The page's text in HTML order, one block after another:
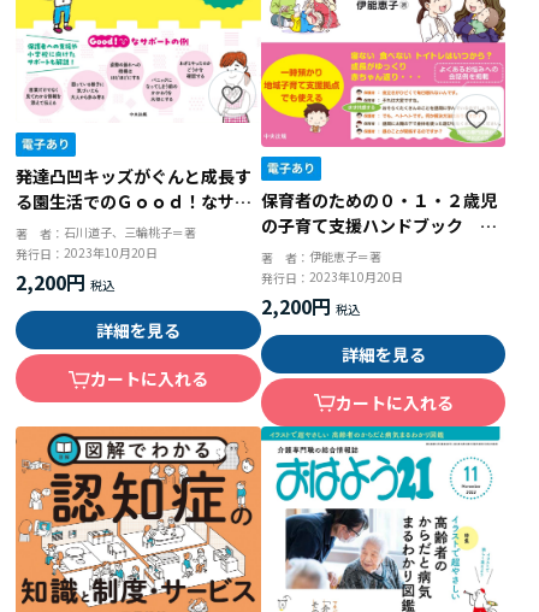
発達凸凹キッズがぐんと成長す
る園生活でのＧｏｏｄ！なサポ
ート 苦手を減らして小学校に
つなげる工夫
著 者： 石川道子、三輪桃子＝著
発行日：2023年10月20日
2,200円
詳細を見る
カートに入れる
保育者のための０・１・２歳児
の子育て支援ハンドブック 保
護者のお悩みにはこう答える
著 者： 伊能恵子＝著
発行日： 2023年10月20日
2,200円
詳細を見る
カートに入れる